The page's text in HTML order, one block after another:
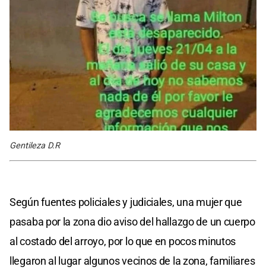
Gentileza D.R
Según fuentes policiales y judiciales, una mujer que
pasaba por la zona dio aviso del hallazgo de un cuerpo
al costado del arroyo, por lo que en pocos minutos
llegaron al lugar algunos vecinos de la zona, familiares